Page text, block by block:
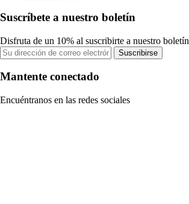
Suscríbete a nuestro boletín
Disfruta de un 10% al suscribirte a nuestro boletín
Suscribirse
Mantente conectado
Encuéntranos en las redes sociales